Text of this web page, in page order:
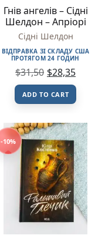
Гнів ангелів – Сідні
Шелдон – Апріорі
Сідні Шелдон
ВІДПРАВКА ЗІ СКЛАДУ США
ПРОТЯГОМ 24 ГОДИН
$31,50 $28,35
ADD TO CART
-10%